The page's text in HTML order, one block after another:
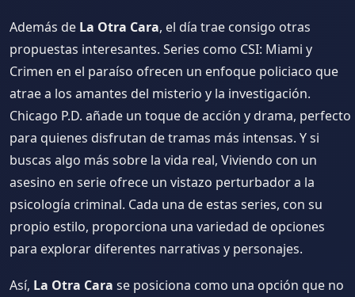
Además de La Otra Cara, el día trae consigo otras
propuestas interesantes. Series como CSI: Miami y
Crimen en el paraíso ofrecen un enfoque policiaco que
atrae a los amantes del misterio y la investigación.
Chicago P.D. añade un toque de acción y drama, perfecto
para quienes disfrutan de tramas más intensas. Y si
buscas algo más sobre la vida real, Viviendo con un
asesino en serie ofrece un vistazo perturbador a la
psicología criminal. Cada una de estas series, con su
propio estilo, proporciona una variedad de opciones
para explorar diferentes narrativas y personajes.
Así, La Otra Cara se posiciona como una opción que no